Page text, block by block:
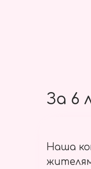
За 6
Наша